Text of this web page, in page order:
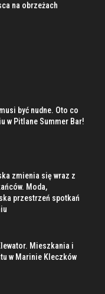
na obrzeżach
być nudne. Oto co
w Pitlane Summer Bar!
zmienia się wraz z
Moda,
przestrzeń spotkań
Mieszkania i
w Marinie Kleczków